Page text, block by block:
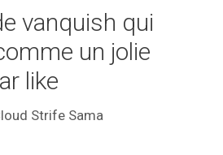
vanquish qui
un jolie
like
Strife Sama